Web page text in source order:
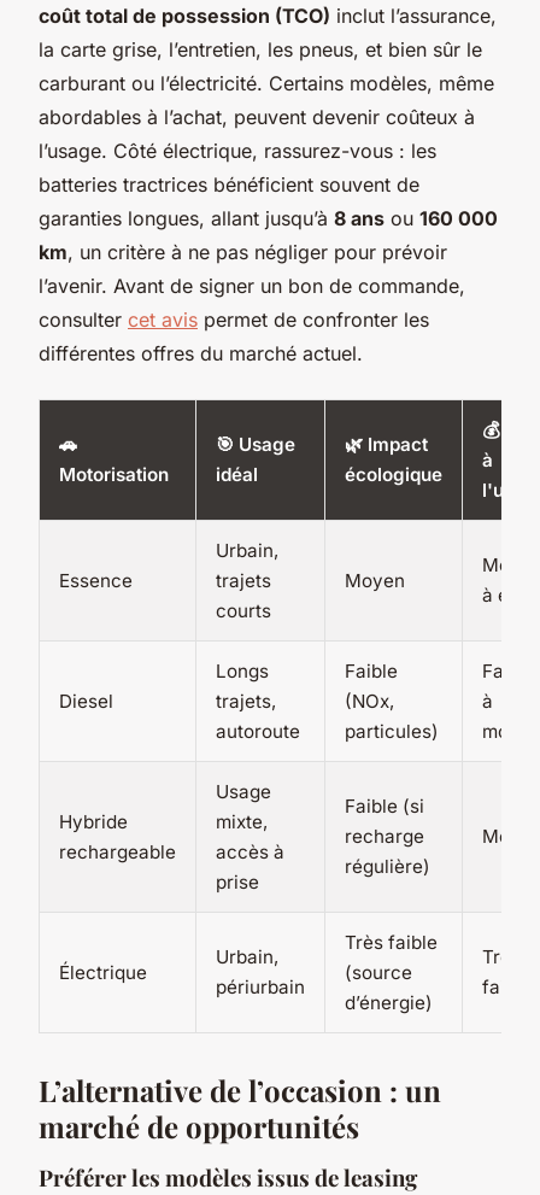
coût total de possession (TCO) inclut l’assurance,
la carte grise, l’entretien, les pneus, et bien sûr le
carburant ou l’électricité. Certains modèles, même
abordables à l’achat, peuvent devenir coûteux à
l’usage. Côté électrique, rassurez-vous : les
batteries tractrices bénéficient souvent de
garanties longues, allant jusqu’à 8 ans ou 160 000
km, un critère à ne pas négliger pour prévoir
l’avenir. Avant de signer un bon de commande,
consulter cet avis permet de confronter les
différentes offres du marché actuel.
🚗
Motorisation
🎯 Usage
idéal
🌿 Impact
écologique
💰
à
Essence
Urbain,
trajets
courts
Moyen
à
Diesel
Longs
trajets,
autoroute
Faible
(NOx,
particules)
Faible
à
moyen
Hybride
rechargeable
Usage
mixte,
accès à
prise
Faible (si
recharge
régulière)
Électrique
Urbain,
périurbain
Très faible
(source
d’énergie)
Très
faible
L’alternative de l’occasion : un
marché de opportunités
Préférer les modèles issus de leasing